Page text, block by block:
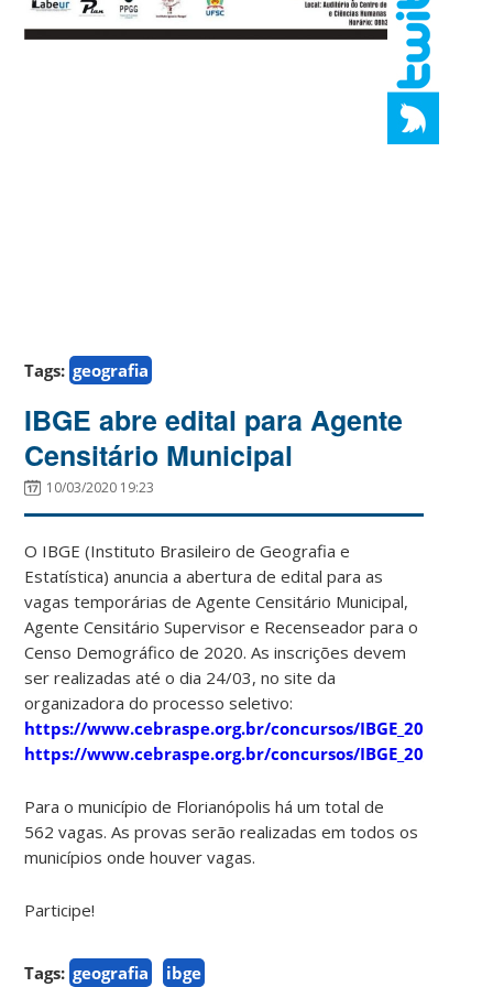
Tags: geografia
IBGE abre edital para Agente
Censitário Municipal
10/03/2020 19:23
O IBGE (Instituto Brasileiro de Geografia e
Estatística) anuncia a abertura de edital para as
vagas temporárias de Agente Censitário Municipal,
Agente Censitário Supervisor e Recenseador para o
Censo Demográfico de 2020. As inscrições devem
ser realizadas até o dia 24/03, no site da
organizadora do processo seletivo:
https://www.cebraspe.org.br/concursos/
https://www.cebraspe.org.br/concursos/
Para o município de Florianópolis há um total de
562 vagas. As provas serão realizadas em todos os
municípios onde houver vagas.
Participe!
Tags: geografia ibge